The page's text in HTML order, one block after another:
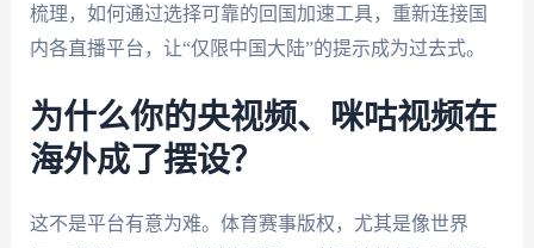
梳理，如何通过选择可靠的回国加速工具，重新连接国
内各直播平台，让“仅限中国大陆”的提示成为过去式。
为什么你的央视频、咪咕视频在
海外成了摆设？
这不是平台有意为难。体育赛事版权，尤其是像世界